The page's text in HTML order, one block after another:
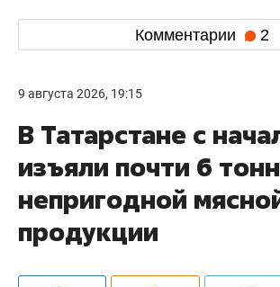
Комментарии 2
9 августа 2026, 19:15
В Татарстане с
изъяли почти 6 тонн
непригодной
продукции